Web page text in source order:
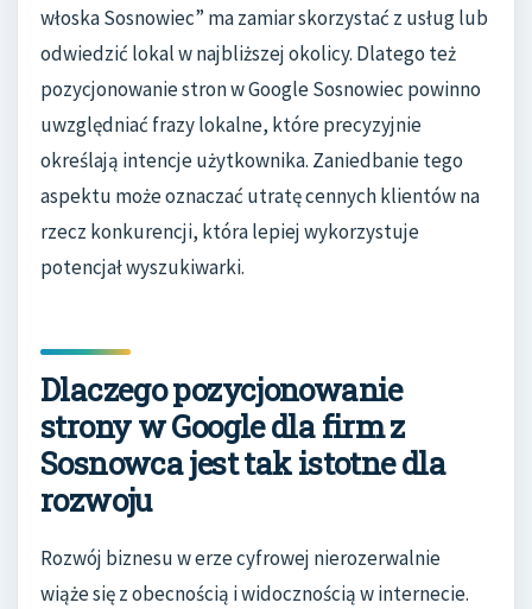
włoska Sosnowiec” ma zamiar skorzystać z usług lub
odwiedzić lokal w najbliższej okolicy. Dlatego też
pozycjonowanie stron w Google Sosnowiec powinno
uwzględniać frazy lokalne, które precyzyjnie
określają intencje użytkownika. Zaniedbanie tego
aspektu może oznaczać utratę cennych klientów na
rzecz konkurencji, która lepiej wykorzystuje
potencjał wyszukiwarki.
Dlaczego pozycjonowanie
strony w Google dla firm z
Sosnowca jest tak istotne dla
rozwoju
Rozwój biznesu w erze cyfrowej nierozerwalnie
wiąże się z obecnością i widocznością w internecie.